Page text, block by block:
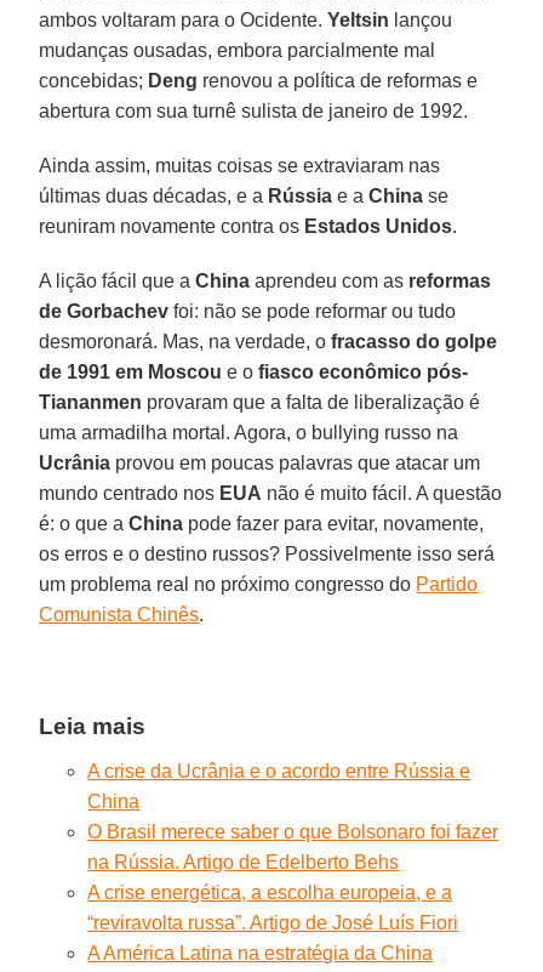
ambos voltaram para o Ocidente.Yeltsin lançou
mudanças ousadas, embora parcialmente mal
concebidas; Deng renovou a política de reformas e
abertura com sua turnê sulista de janeiro de 1992.
Ainda assim, muitas coisas se extraviaram nas
últimas duas décadas, e a Rússia e aChina se
reuniram novamente contra os Estados Unidos.
A lição fácil que aChina aprendeu com as reformas
de Gorbachev foi: não se pode reformar ou tudo
desmoronará. Mas, na verdade, ofracasso do golpe
de 1991 em Moscou e ofiasco econômico pós-
Tiananmen provaram que a falta de liberalização é
uma armadilha mortal. Agora, o bullying russo na
Ucrânia provou em poucas palavras que atacar um
mundo centrado nos EUA não é muito fácil. A questão
é: o que aChina pode fazer para evitar, novamente,
os erros e o destino russos? Possivelmente isso será
um problema real no próximo congresso do Partido
Comunista Chinês.
Leia mais
A crise da Ucrânia e o acordo entre Rússia e
China
O Brasil merece saber o que Bolsonaro foi fazer
na Rússia. Artigo de Edelberto Behs
A crise energética, a escolha europeia, e a
“reviravolta russa”. Artigo de José Luís Fiori
A América Latina na estratégia da China